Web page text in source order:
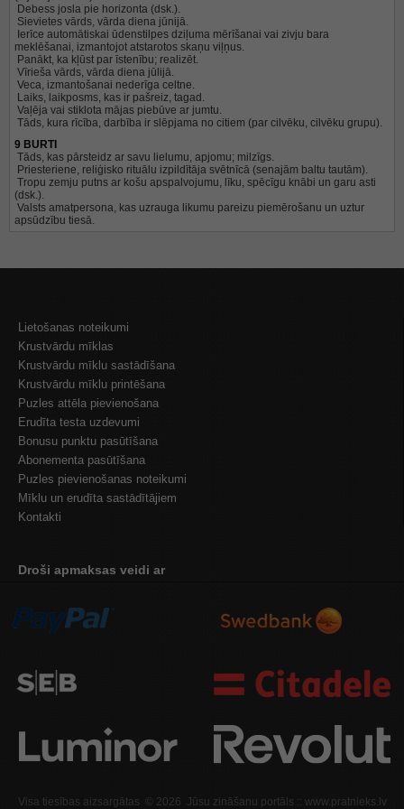
Debess josla pie horizonta (dsk.).
Sievietes vārds, vārda diena jūnijā.
Ierīce automātiskai ūdenstilpes dziļuma mērīšanai vai zivju bara
meklēšanai, izmantojot atstarotos skaņu viļņus.
Panākt, ka kļūst par īstenību; realizēt.
Vīrieša vārds, vārda diena jūlijā.
Veca, izmantošanai nederīga celtne.
Laiks, laikposms, kas ir pašreiz, tagad.
Vaļēja vai stiklota mājas piebūve ar jumtu.
Tāds, kura rīcība, darbība ir slēpjama no citiem (par cilvēku, cilvēku grupu).
9 BURTI
Tāds, kas pārsteidz ar savu lielumu, apjomu; milzīgs.
Priesteriene, reliģisko rituālu izpildītāja svētnīcā (senajām baltu tautām).
Tropu zemju putns ar košu apspalvojumu, līku, spēcīgu knābi un garu asti
(dsk.).
Valsts amatpersona, kas uzrauga likumu pareizu piemērošanu un uztur
apsūdzību tiesā.
Lietošanas noteikumi
Krustvārdu mīklas
Krustvārdu mīklu sastādīšana
Krustvārdu mīklu printēšana
Puzles attēla pievienošana
Erudīta testa uzdevumi
Bonusu punktu pasūtīšana
Abonementa pasūtīšana
Puzles pievienošanas noteikumi
Mīklu un erudīta sastādītājiem
Kontakti
Droši apmaksas veidi ar
Visa tiesības aizsargātas © 2026 Jūsu zināšanu portāls :: www.pratnieks.lv